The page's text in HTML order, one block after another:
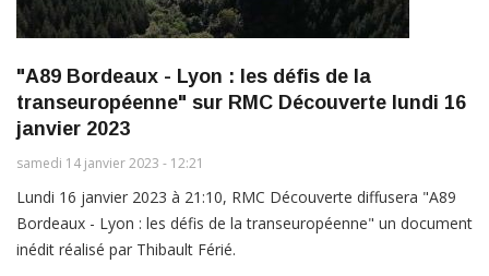
"A89 Bordeaux - Lyon : les défis de la
transeuropéenne" sur RMC Découverte lundi 16
janvier 2023
samedi 14 janvier 2023 - 12:21
Lundi 16 janvier 2023 à 21:10, RMC Découverte diffusera "A89
Bordeaux - Lyon : les défis de la transeuropéenne" un document
inédit réalisé par Thibault Férié.